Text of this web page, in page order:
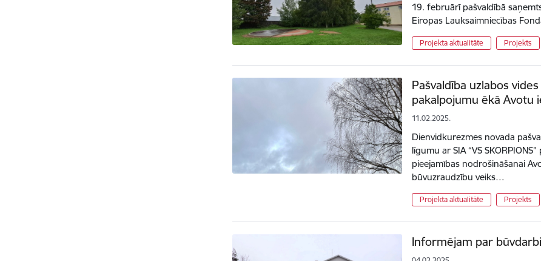
19. februārī pašvaldībā
Eiropas Lauksaimniecības
Projekta aktualitāte Projekts
Pašvaldība uzlabos
pakalpojumu ēkā Avotu
11.02.2025.
Dienvidkurezmes novada
līgumu ar SIA “VS
pieejamības nodrošināšanai
būvuzraudzību veiks…
Projekta aktualitāte Projekts
Informējam par